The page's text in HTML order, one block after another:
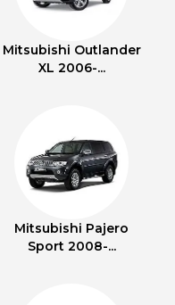
Mitsubishi Outlander
XL 2006-...
Mitsubishi Pajero
Sport 2008-...